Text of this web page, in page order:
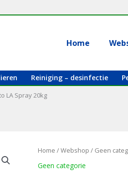
Home
Reiniging – desinfectie
LA Spray 20kg
Home /Webshop / Geen
Geen categorie